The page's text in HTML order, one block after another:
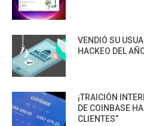
VENDIÓ SU
HACKEO DEL
¡TRAICIÓN
DE COINBASE
CLIENTES”